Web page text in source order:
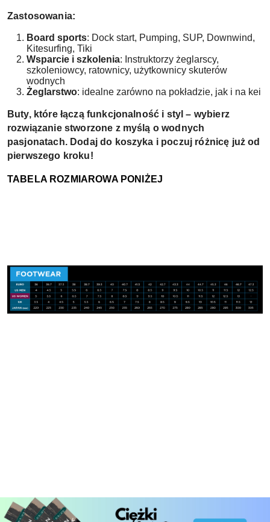
Zastosowania:
Board sports: Dock start, Pumping, SUP, Downwind,
Kitesurfing, Tiki
Wsparcie i szkolenia: Instruktorzy żeglarscy,
szkoleniowcy, ratownicy, użytkownicy skuterów
wodnych
Żeglarstwo: idealne zarówno na pokładzie, jak i na kei
Buty, które łączą funkcjonalność i styl – wybierz
rozwiązanie stworzone z myślą o wodnych
pasjonatach. Dodaj do koszyka i poczuj różnicę już od
pierwszego kroku!
TABELA ROZMIAROWA PONIŻEJ